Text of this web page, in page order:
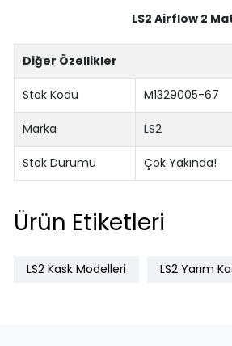
LS2 Airflow 2
Diğer Özellikler
Stok Kodu M1329005-67
Marka LS2
Stok Durumu Çok Yakında!
Ürün Etiketleri
LS2 Kask Modelleri LS2 Yarım